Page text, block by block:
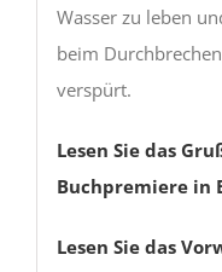
Wasser zu leben
beim
verspürt.
Lesen Sie das
Buchpremiere in
Lesen Sie das